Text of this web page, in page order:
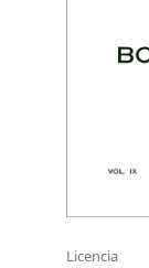
Licencia